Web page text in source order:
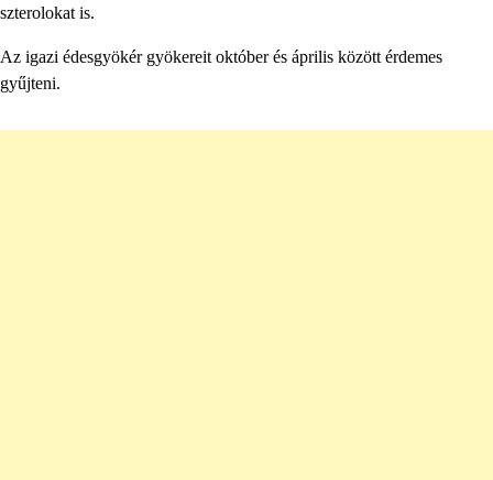
szterolokat is.
Az igazi édesgyökér gyökereit október és április között érdemes
gyűjteni.